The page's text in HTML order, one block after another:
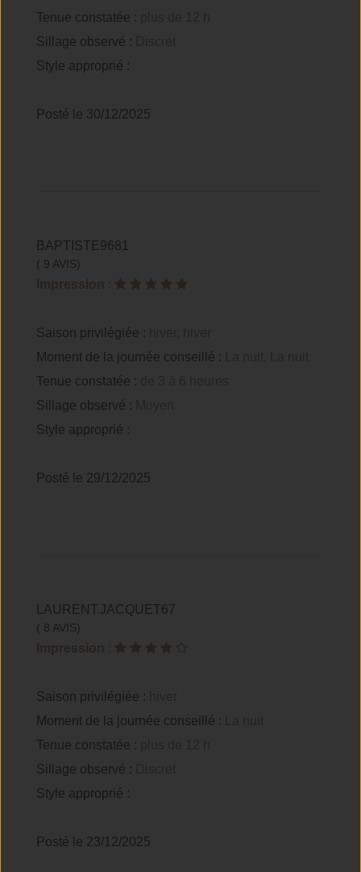
Tenue constatée : plus de 12 h
Sillage observé : Discret
Style approprié :
Posté le 30/12/2025
BAPTISTE9681
( 9 AVIS)
Impression :
Saison privilégiée : hiver, hiver
Moment de la journée conseillé :
La nuit, La nuit
Tenue constatée : de 3 à 6 heures
Sillage observé : Moyen
Style approprié :
Posté le 29/12/2025
LAURENT.JACQUET67
( 8 AVIS)
Impression :
Saison privilégiée : hiver
Moment de la journée conseillé :
La nuit
Tenue constatée : plus de 12 h
Sillage observé : Discret
Style approprié :
Posté le 23/12/2025